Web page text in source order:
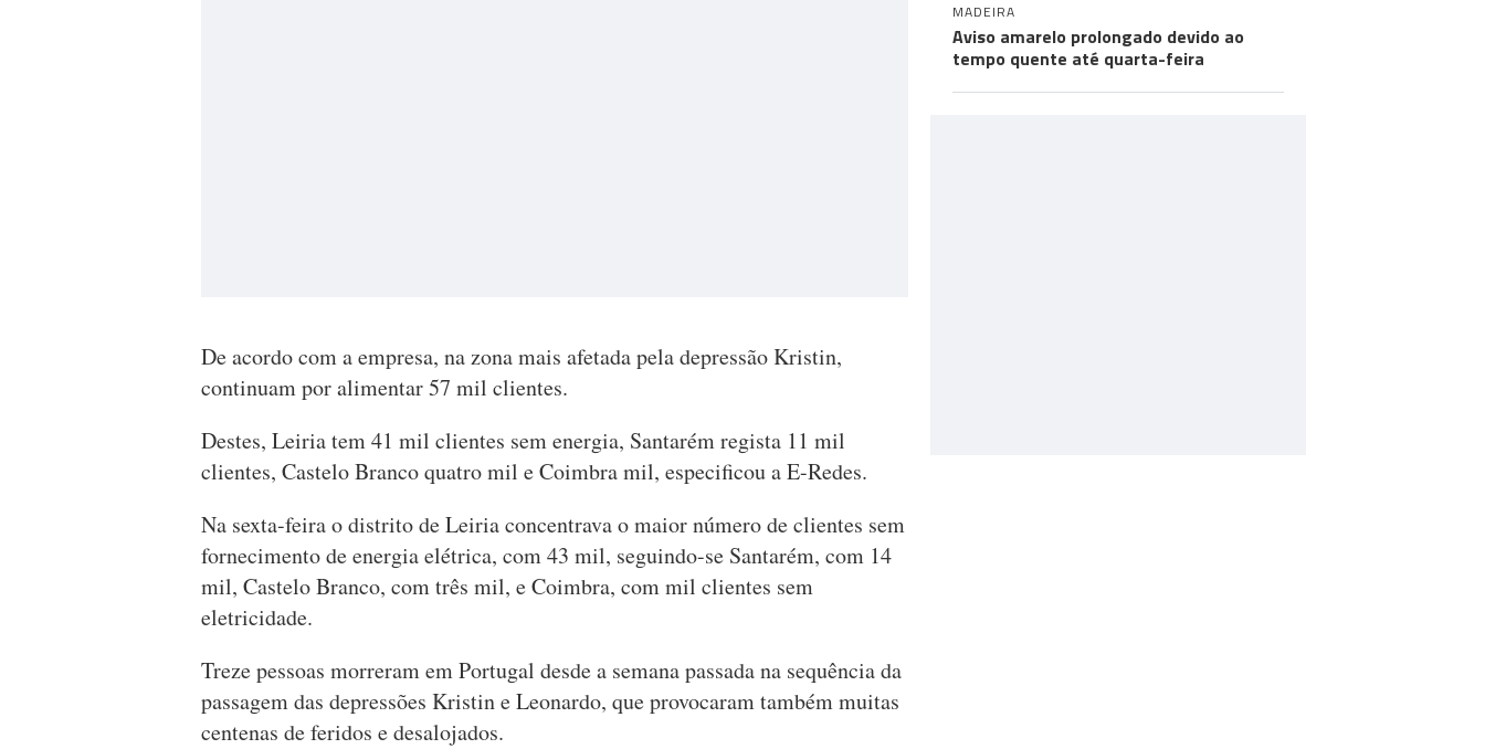
De acordo com a empresa, na zona mais afetada pela depressão Kristin,
continuam por alimentar 57 mil clientes.
Destes, Leiria tem 41 mil clientes sem energia, Santarém regista 11 mil
clientes, Castelo Branco quatro mil e Coimbra mil, especificou a E-Redes.
Na sexta-feira o distrito de Leiria concentrava o maior número de clientes sem
fornecimento de energia elétrica, com 43 mil, seguindo-se Santarém, com 14
mil, Castelo Branco, com três mil, e Coimbra, com mil clientes sem
eletricidade.
Treze pessoas morreram em Portugal desde a semana passada na sequência da
passagem das depressões Kristin e Leonardo, que provocaram também muitas
centenas de feridos e desalojados.
MADEIRA
Aviso amarelo prolongado devido ao
tempo quente até quarta-feira